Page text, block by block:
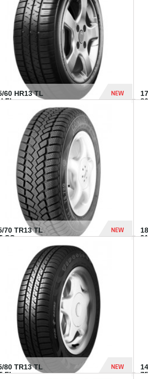
60 HR13 TL
FI...
NEW
394 Dhs
70 TR13 TL
CO...
NEW
80 TR13 TL
FI...
NEW